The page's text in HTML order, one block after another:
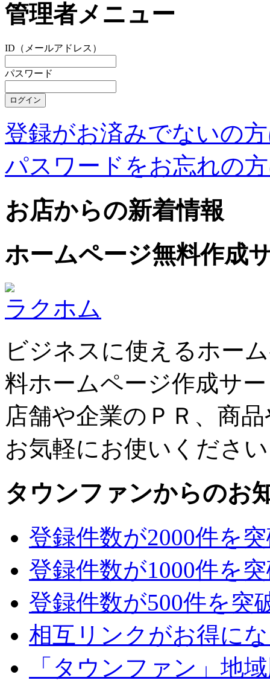
管理者メニュー
ID（メールアドレス）
パスワード
登録がお済みでないの
パスワードをお忘れの
お店からの新着情報
ホームページ無料作成
ラクホム
ビジネスに使えるホー
料ホームページ作成サ
店舗や企業のＰＲ、商
お気軽にお使いくださ
タウンファンからのお
登録件数が2000件を
登録件数が1000件を
登録件数が500件を突
相互リンクがお得に
「タウンファン」地